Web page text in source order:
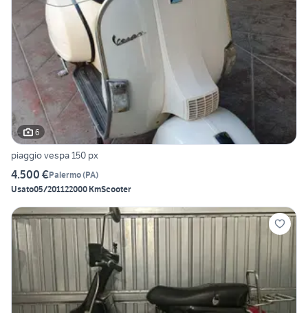
6
piaggio vespa 150 px
4.500 €Palermo(PA)
Usato05/201122000 KmScooter